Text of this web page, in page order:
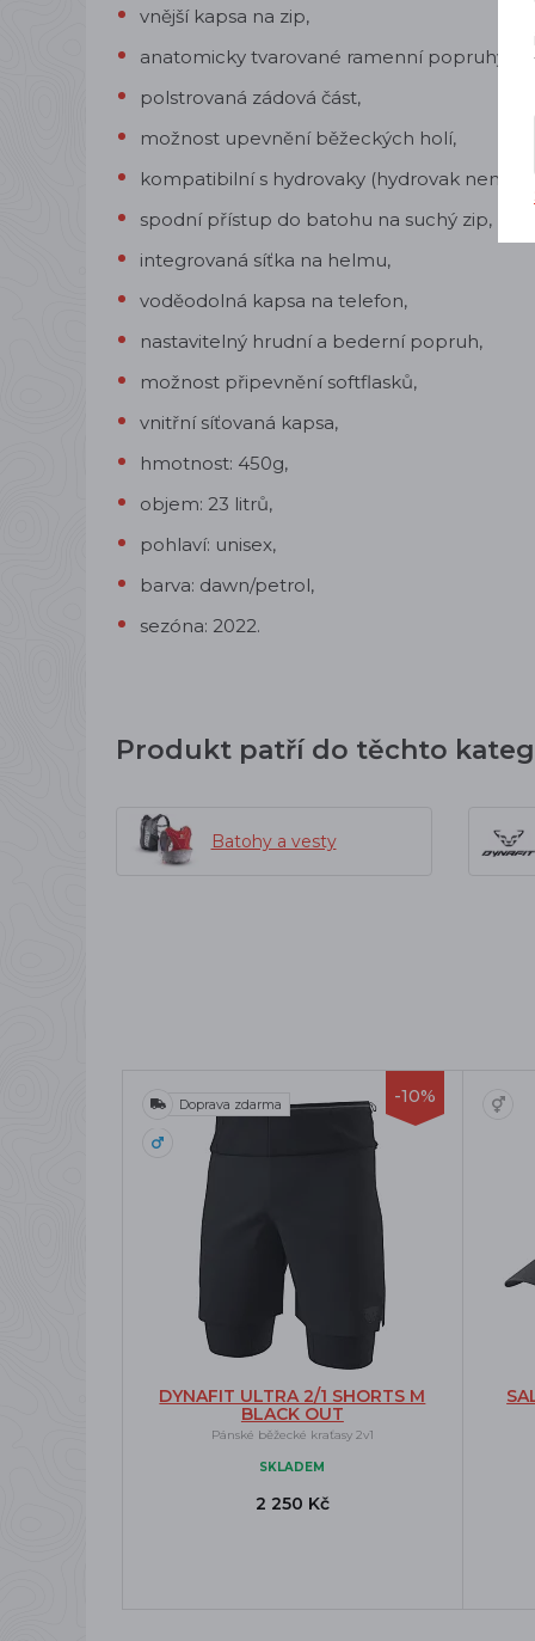
vnější kapsa na zip,
anatomicky tvarované ramenní popruhy,
polstrovaná zádová část,
možnost upevnění běžeckých holí,
kompatibilní s hydrovaky (hydrovak není
spodní přístup do batohu na suchý zip,
integrovaná síťka na helmu,
voděodolná kapsa na telefon,
nastavitelný hrudní a bederní popruh,
možnost připevnění softflasků,
vnitřní síťovaná kapsa,
hmotnost: 450g,
objem: 23 litrů,
pohlaví: unisex,
barva: dawn/petrol,
sezóna: 2022.
Produkt patří do těchto
Batohy a vesty
-10%
Doprava zdarma
DYNAFIT ULTRA 2/1 SHORTS M
BLACK OUT
Pánské běžecké kraťasy 2v1
SKLADEM
2 250 Kč